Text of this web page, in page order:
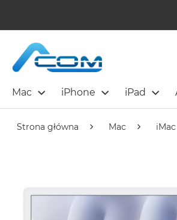
Mac iPhone iPad
Strona główna Mac iMac